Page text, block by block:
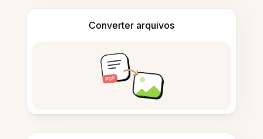
Converter arquivos